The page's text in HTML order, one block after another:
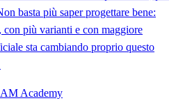
basta più saper progettare bene:
più varianti e con maggiore
sta cambiando proprio questo
Academy